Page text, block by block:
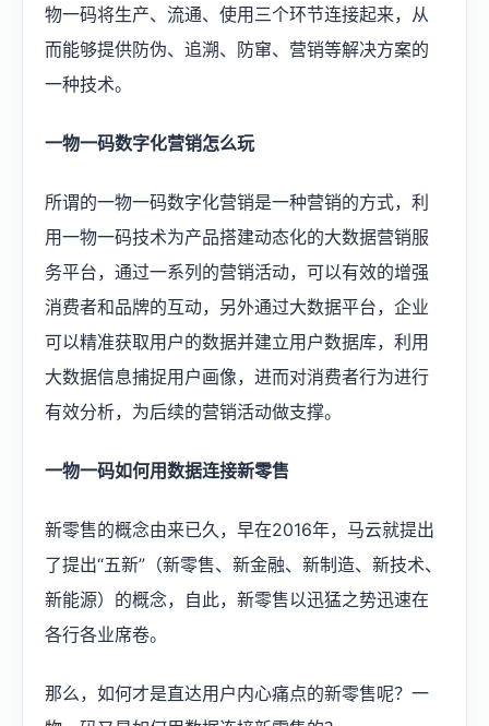
物一码将生产、流通、使用三个环节连接起来，从
而能够提供防伪、追溯、防窜、营销等解决方案的
一种技术。
一物一码数字化营销怎么玩
所谓的一物一码数字化营销是一种营销的方式，利
用一物一码技术为产品搭建动态化的大数据营销服
务平台，通过一系列的营销活动，可以有效的增强
消费者和品牌的互动，另外通过大数据平台，企业
可以精准获取用户的数据并建立用户数据库，利用
大数据信息捕捉用户画像，进而对消费者行为进行
有效分析，为后续的营销活动做支撑。
一物一码如何用数据连接新零售
新零售的概念由来已久，早在2016年，马云就提出
了提出“五新”（新零售、新金融、新制造、新技术、
新能源）的概念，自此，新零售以迅猛之势迅速在
各行各业席卷。
那么，如何才是直达用户内心痛点的新零售呢？一